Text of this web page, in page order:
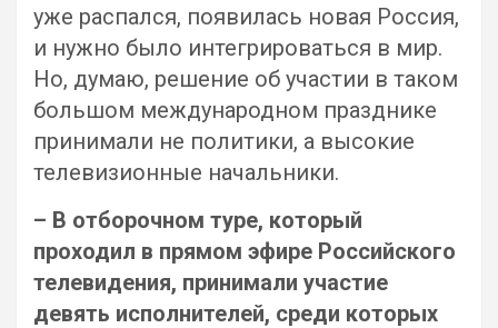
уже распался, появилась новая Россия,
и нужно было интегрироваться в мир.
Но, думаю, решение об участии в таком
большом международном празднике
принимали не политики, а высокие
телевизионные начальники.
– В отборочном туре, который
проходил в прямом эфире Российского
телевидения, принимали участие
девять исполнителей, среди которых